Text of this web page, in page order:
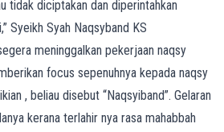
tidak diciptakan dan diperintahkan
Syeikh Syah Naqsyband KS
meninggalkan pekerjaan naqsy
focus sepenuhnya kepada naqsy
, beliau disebut “Naqsyiband”. Gelaran
kerana terlahir nya rasa mahabbah